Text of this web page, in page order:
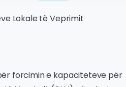
Lokale të Veprimit
forcimin e kapaciteteve për